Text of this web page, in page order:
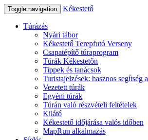
Toggle navigation Kékestető
Túrázás
Nyári tábor
Kékestető Terepfutó Verseny
Csapatépítő túraprogram
Túrák Kékestetőn
Tippek és tanácsok
Turistajelzések: hasznos segítség
Vezetett túrák
Egyéni túrák
Túrán való részvételi feltételek
Kilátó
Kékestető időjárása valós időben
MapRun alkalmazás